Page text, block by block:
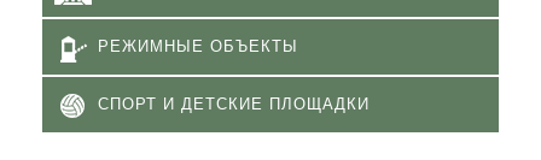
РЕЖИМНЫЕ ОБЪЕКТЫ
СПОРТ И ДЕТСКИЕ ПЛОЩАДКИ